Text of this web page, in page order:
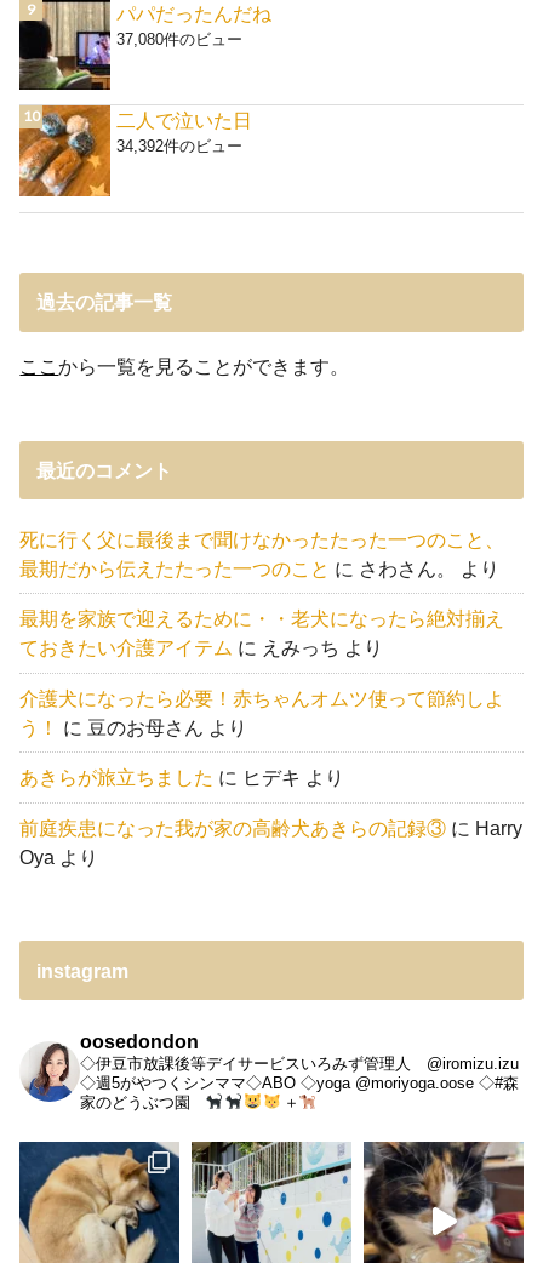
パパだったんだね
37,080件のビュー
二人で泣いた日
34,392件のビュー
過去の記事一覧
ここから一覧を見ることができます。
最近のコメント
死に行く父に最後まで聞けなかったたった一つのこと、
最期だから伝えたたった一つのこと に さわさん。 より
最期を家族で迎えるために・・老犬になったら絶対揃え
ておきたい介護アイテム に えみっち より
介護犬になったら必要！赤ちゃんオムツ使って節約しよ
う！
に 豆のお母さん より
あきらが旅立ちました に ヒデキ より
前庭疾患になった我が家の高齢犬あきらの記録③ に Harry
Oya より
instagram
oosedondon
◇伊豆市放課後等デイサービスいろみず管理人 @iromizu.izu
◇週5がやつくシンママ◇ABO ◇yoga @moriyoga.oose ◇#森
家のどうぶつ園
＋